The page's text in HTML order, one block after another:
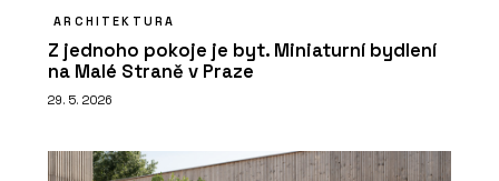
ARCHITEKTURA
Z jednoho pokoje je byt. Miniaturní bydlení
na Malé Straně v Praze
29. 5. 2026